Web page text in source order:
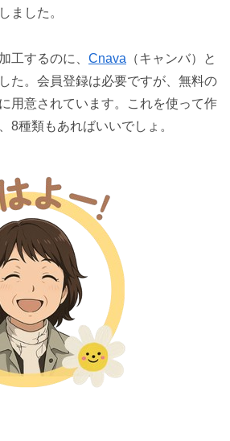
ました。
工するのに、 Cnava （キャンバ）と
た。会員登録は必要ですが、無料の
用意されています。これを使って作
8種類もあればいいでしょ。